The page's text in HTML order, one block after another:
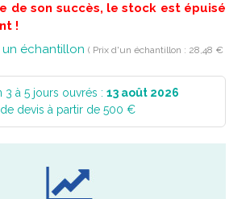
de son succès, le stock est épuisé
!
échantillon ( Prix d'un échantillon : 28,48 €
3 à 5 jours ouvrés : 13 août 2026
devis à partir de 500 €